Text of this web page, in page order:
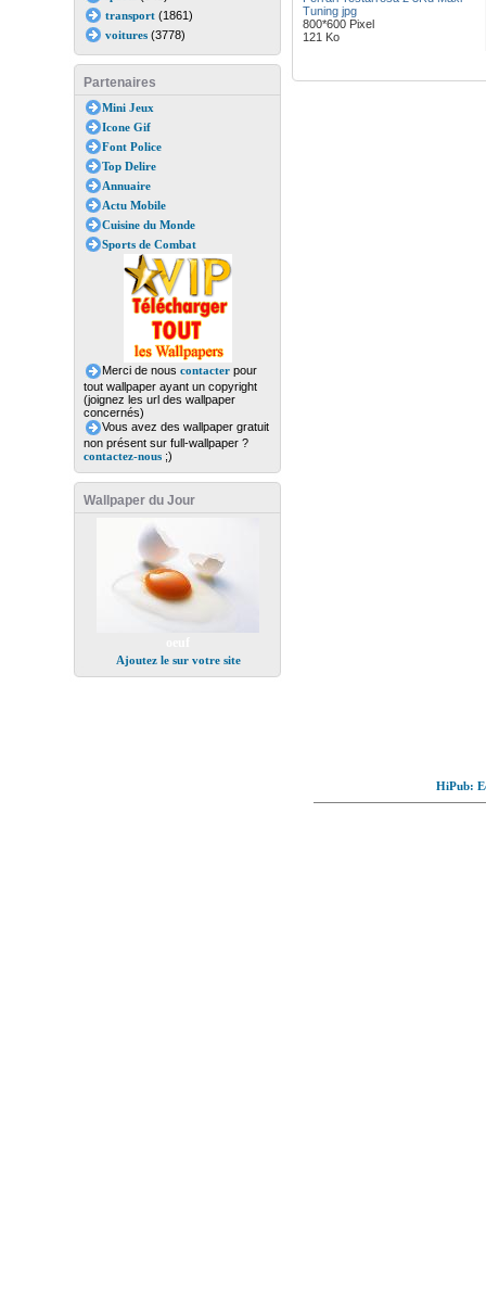
transport(1861)
voitures(3778)
Partenaires
Mini Jeux
Icone Gif
Font Police
Top Delire
Annuaire
Actu Mobile
Cuisine du Monde
Sports de Combat
Merci de nous contacterpour
tout wallpaper ayant un copyright
(joignez les url des wallpaper
concernés)
Vous avez des wallpaper gratuit
non présent sur full-wallpaper ?
contactez-nous;)
Wallpaper du Jour
Ajoutez le sur votre site
Tuning jpg
800*600 Pixel
121 Ko
HiPub: